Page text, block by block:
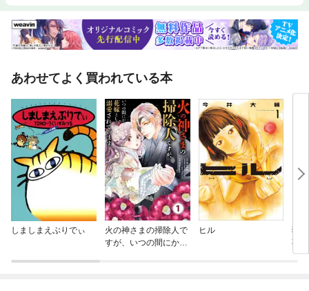
あわせてよく買われている本
しましまえぶりでぃ
火の神さまの掃除人で
すが、いつの間にか花
ヒル
猫
事